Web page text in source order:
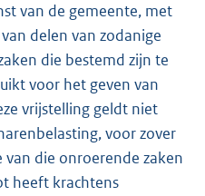
van de gemeente, met
delen van zodanige
die bestemd zijn te
voor het geven van
vrijstelling geldt niet
voor zover
van die onroerende zaken
heeft krachtens